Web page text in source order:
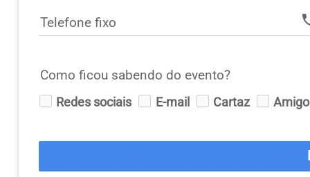
Telefone fixo
Como ficou sabendo do evento?
Redes sociais E-mail Cartaz